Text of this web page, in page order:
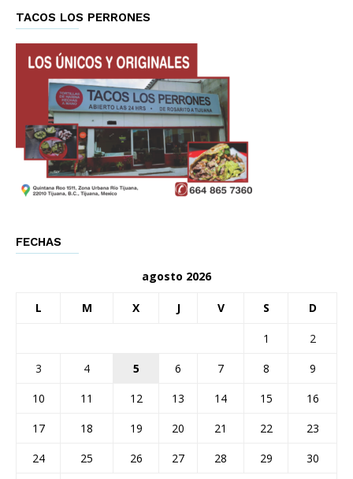
TACOS LOS PERRONES
FECHAS
agosto 2026
L M X J V S D
1
2
3
4 5 6 7 8
9
10
11 12 13 14 15
16
17
18 19 20 21 22
23
24
25 26 27 28 29
30